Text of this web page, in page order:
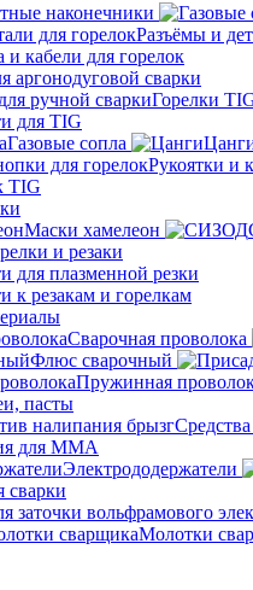
наконечники
Разъёмы и
и кабели для горелок
аргонодуговой сварки
Горелки
для TIG
Газовые сопла
Рукоятки и
TIG
Маски хамелеон
и резаки
для плазменной резки
к резакам и горелкам
Сварочная проволока
Флюс сварочный
Пружинная
пасты
для ММА
Электрододержатели
сварки
Молотки